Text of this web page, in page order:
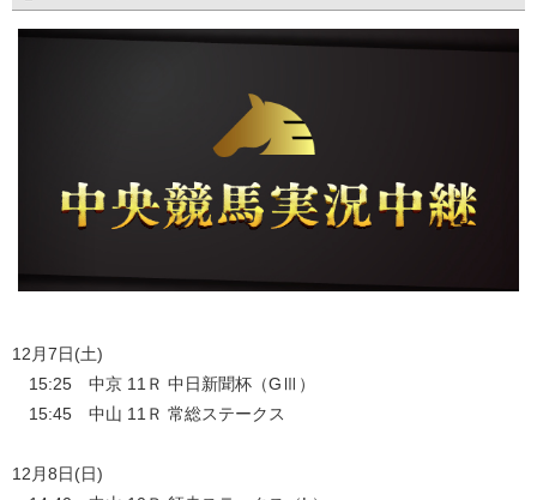
12月7日(土)
15:25 中京 11Ｒ 中日新聞杯（GⅢ）
15:45 中山 11Ｒ 常総ステークス
12月8日(日)